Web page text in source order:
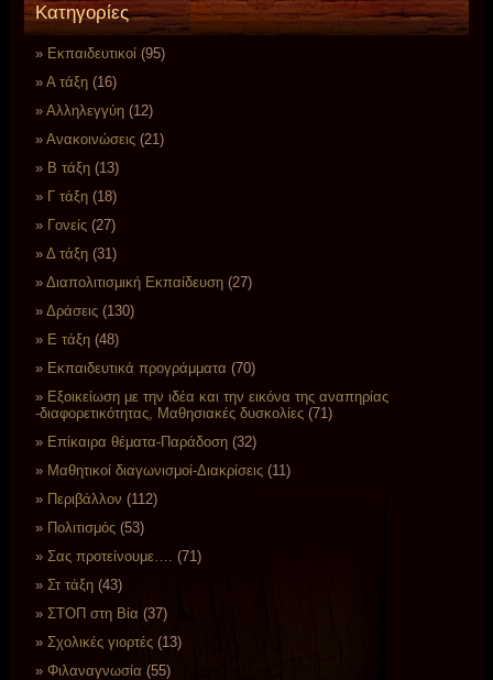
Kατηγορίες
Eκπαιδευτικοί (95)
Α τάξη (16)
Αλληλεγγύη (12)
Ανακοινώσεις (21)
Β τάξη (13)
Γ τάξη (18)
Γονείς (27)
Δ τάξη (31)
Διαπολιτισμική Εκπαίδευση (27)
Δράσεις (130)
Ε τάξη (48)
Εκπαιδευτικά προγράμματα (70)
Εξοικείωση με την ιδέα και την εικόνα της αναπηρίας
-διαφορετικότητας, Μαθησιακές δυσκολίες (71)
Επίκαιρα θέματα-Παράδοση (32)
Μαθητικοί διαγωνισμοί-Διακρίσεις (11)
Περιβάλλον (112)
Πολιτισμός (53)
Σας προτείνουμε….
(71)
Στ τάξη (43)
ΣΤΟΠ στη Βία (37)
Σχολικές γιορτές (13)
Φιλαναγνωσία (55)